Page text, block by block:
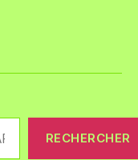
RECHERCHER